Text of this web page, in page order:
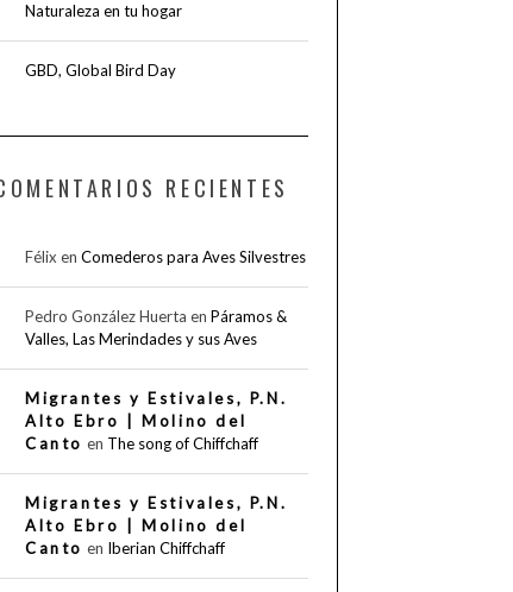
Naturaleza en tu hogar
GBD, Global Bird Day
RECIENTES
Félix en Comederos para Aves Silvestres
Pedro González Huerta en Páramos &
Valles, Las Merindades y sus Aves
Migrantes y Estivales, P.N.
Alto Ebro | Molino del
Canto en The song of Chiffchaff
Migrantes y Estivales, P.N.
Alto Ebro | Molino del
Canto en Iberian Chiffchaff